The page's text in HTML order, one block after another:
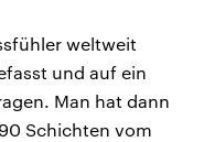
weltweit
und auf ein
Man hat dann
Schichten vom